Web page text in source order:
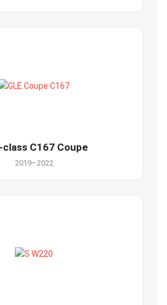
class C167 Coupe
2019–2022